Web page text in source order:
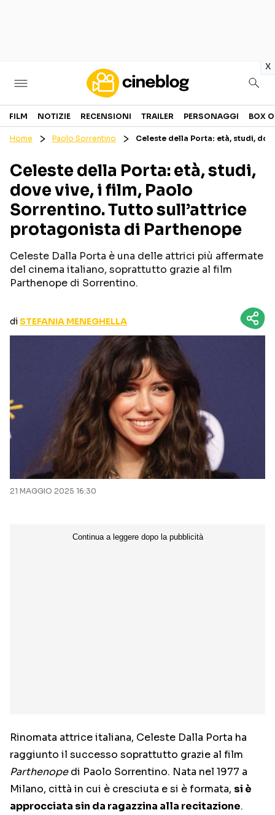
x
Cinema
GENERI
PERSONAGGI
CANALI STREAMING
Categorie
NOTIZIE
CURIOSITÀ
TRAILER
Seguici sui social
FILM NOTIZIE RECENSIONI TRAILER PERSONAGGI BOX
Home Paolo Sorrentino Celeste della Porta: età, studi,
Celeste della Porta: età, studi,
dove vive, i film, Paolo
Sorrentino. Tutto sull’attrice
protagonista di Parthenope
Celeste Dalla Porta è una delle attrici più affermate
del cinema italiano, soprattutto grazie al film
Parthenope di Sorrentino.
diSTEFANIA MENEGHELLA
21 MAGGIO 2025 16:30
Rinomata attrice italiana, Celeste Dalla Porta ha
raggiunto il successo soprattutto grazie al film
Parthenopedi Paolo Sorrentino. Nata nel 1977 a
Milano, città in cui è cresciuta e si è formata, si è
approcciata sin da ragazzina alla recitazione.